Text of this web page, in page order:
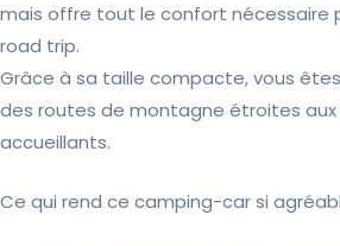
mais offre tout le confort nécessaire
road trip.
Grâce à sa taille compacte, vous
des routes de montagne étroites aux
accueillants.
Ce qui rend ce camping-car si